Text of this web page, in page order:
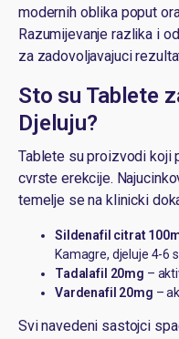
modernih oblika poput
Razumijevanje razlika i
za zadovoljavajuci
Sto su Tablete
Djeluju?
Tablete su proizvodi koji
cvrste erekcije.
temelje se na klinicki
Sildenafil citrat
Kamagre, djeluje 4-6
Tadalafil 20mg –
Vardenafil 20mg –
Svi navedeni sastojci